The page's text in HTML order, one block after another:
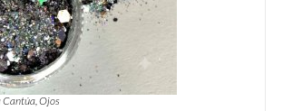
Cantúa, Ojos